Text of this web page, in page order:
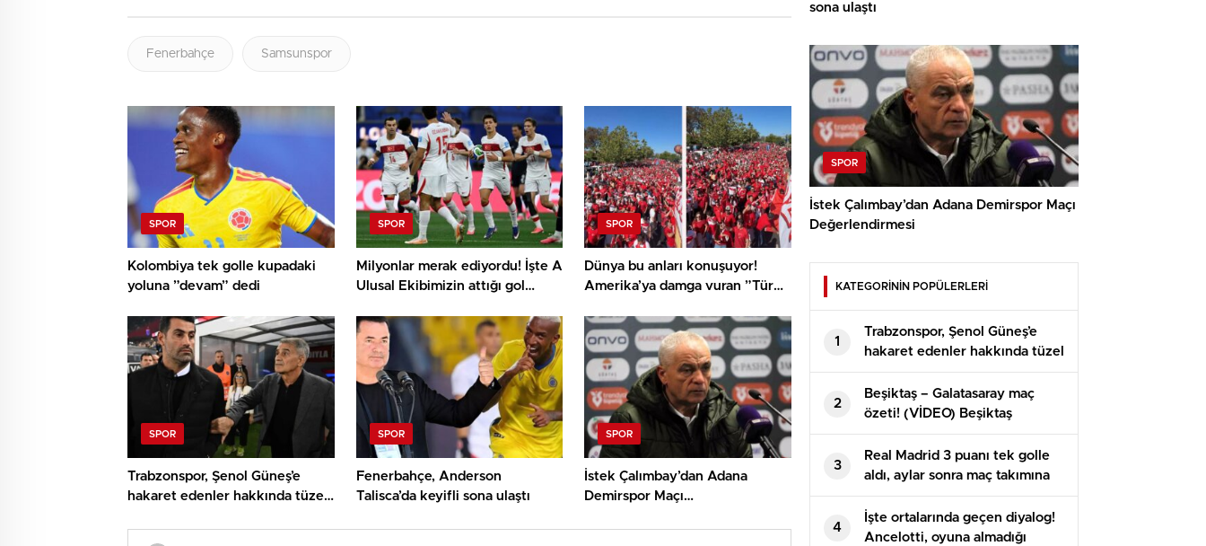
Fenerbahçe Samsunspor
SPOR
Kolombiya tek golle kupadaki
yoluna ”devam” dedi
SPOR
Milyonlar merak ediyordu! İşte A
Ulusal Ekibimizin attığı gol
SPOR
Dünya bu anları konuşuyor!
Amerika’ya damga vuran ”Türk
SPOR
Trabzonspor, Şenol Güneş’e
hakaret edenler hakkında tüzel
SPOR
Fenerbahçe, Anderson
Talisca’da keyifli sona ulaştı
SPOR
İstek Çalımbay’dan Adana
Demirspor Maçı
sona ulaştı
SPOR
İstek Çalımbay’dan Adana Demirspor Maçı
Değerlendirmesi
KATEGORİNİN POPÜLERLERİ
1
Trabzonspor, Şenol Güneş’e
hakaret edenler hakkında tüzel
süreç başlattı
2
Beşiktaş – Galatasaray maç
özeti! (VİDEO) Beşiktaş
Galatasaray maçı özeti izle!
BJK GS maçı kaç kaç bitti?
3
Real Madrid 3 puanı tek golle
aldı, aylar sonra maç takımına
giren Arda yeniden baht
bulamadı
4
İşte ortalarında geçen diyalog!
Ancelotti, oyuna almadığı